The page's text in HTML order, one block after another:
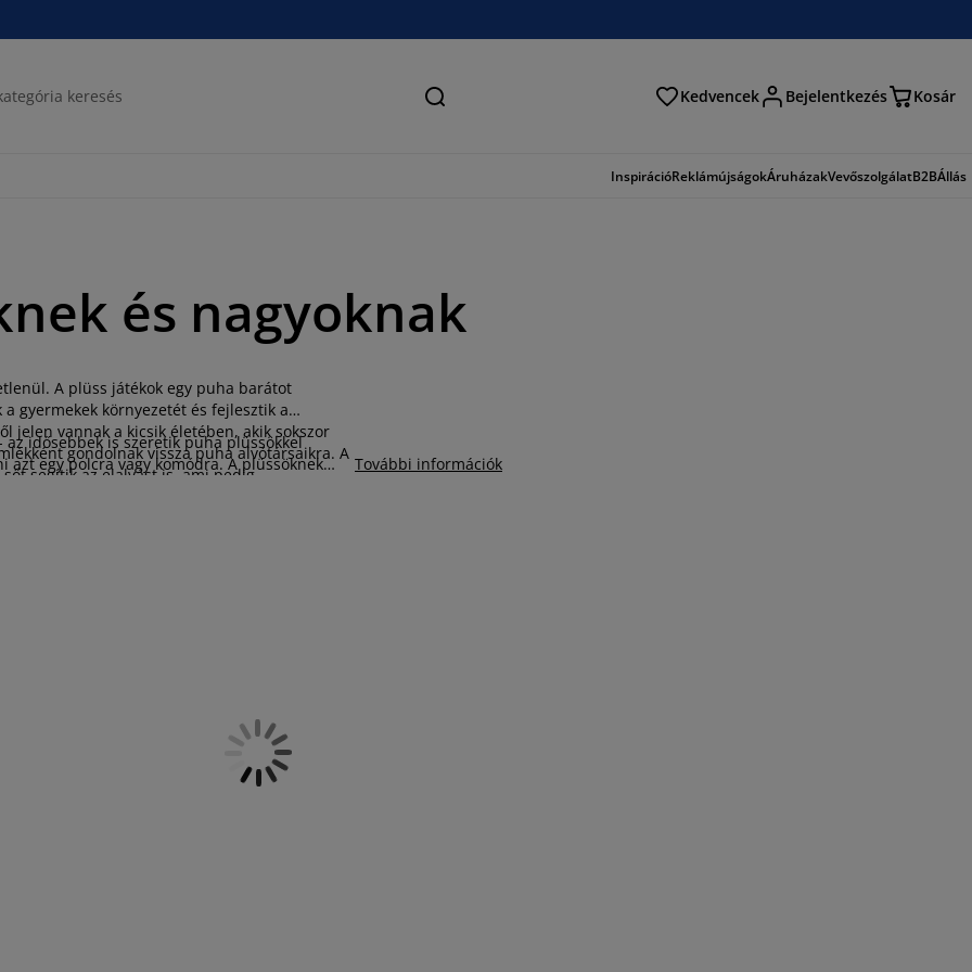
Keresés Kedvencek Bejelentkezés Kosár
InspirációReklámújságokÁruházakVevőszolgálatB2BÁllás
és nagyoknak
A plüss játékok egy puha barátot
gyermekek környezetét és fejlesztik a
jelen vannak a kicsik életében, akik sokszor
gondolnak vissza puha alvótársaikra. A
segítik az elalvást is, ami pedig
idősebbek is szeretik puha plüssökkel
azt egy polcra vagy komódra. A plüssöknek
További információk